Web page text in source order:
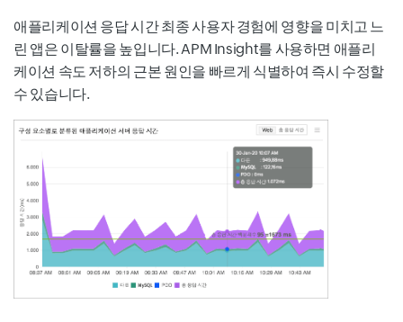
애플리케이션 응답 시간 최종 사용자 경험에 영향을 미치고 느
린 앱은 이탈률을 높입니다. APM Insight를 사용하면 애플리
케이션 속도 저하의 근본 원인을 빠르게 식별하여 즉시 수정할
수 있습니다.